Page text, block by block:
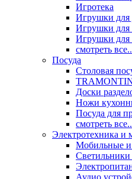
Игротека
Игрушки для
Игрушки
Игрушки для
смотреть
Посуда
Столовая
Доски
Ножи
Посуда для
смотреть
Электротехника и
Мобильные и
Аудио